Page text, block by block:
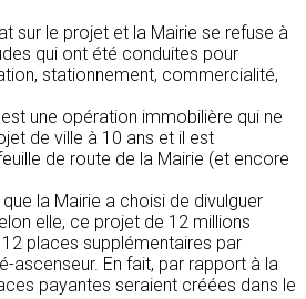
sur le projet et la Mairie se refuse à
qui ont été conduites pour
stationnement, commercialité,
une opération immobilière qui ne
de ville à 10 ans et il est
de route de la Mairie (et encore
la Mairie a choisi de divulguer
elle, ce projet de 12 millions
places supplémentaires par
ascenseur. En fait, par rapport à la
payantes seraient créées dans le